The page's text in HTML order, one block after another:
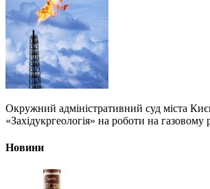
Окружний адміністративний суд міста
«Західукргеологія» на роботи на
Новини